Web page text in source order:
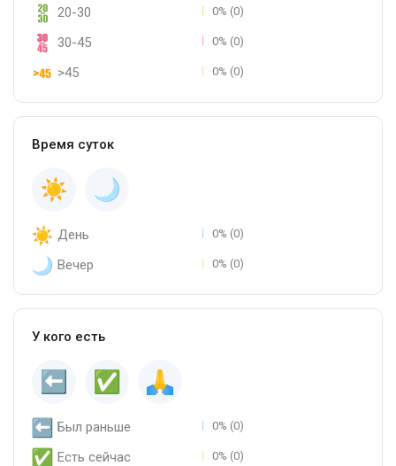
20-30 0% (0)
30-45 0% (0)
>45 0% (0)
Время суток
День 0% (0)
Вечер 0% (0)
У кого есть
Был раньше 0% (0)
Есть сейчас 0% (0)